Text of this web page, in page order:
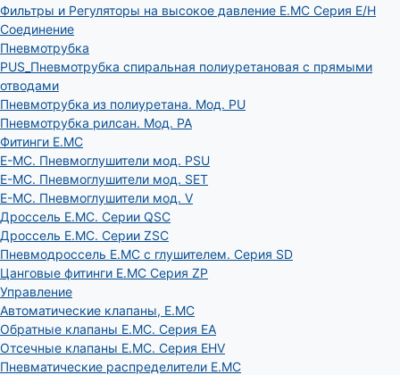
Фильтры и Регуляторы на высокое давление E.MC Серия E/H
Соединение
Пневмотрубка
PUS_Пневмотрубка спиральная полиуретановая с прямыми
отводами
Пневмотрубка из полиуретана. Мод. РU
Пневмотрубка рилсан. Мод. PA
Фитинги E.MC
E-MC. Пневмоглушители мод. PSU
E-MC. Пневмоглушители мод. SET
E-MC. Пневмоглушители мод. V
Дроссель E.MC. Серии QSC
Дроссель E.MC. Серии ZSC
Пневмодроссель E.MC с глушителем. Серия SD
Цанговые фитинги E.MC Серия ZP
Управление
Автоматические клапаны, Е.МС
Обратные клапаны E.MC. Серия EA
Отсечные клапаны E.MC. Серия EHV
Пневматические распределители E.MC